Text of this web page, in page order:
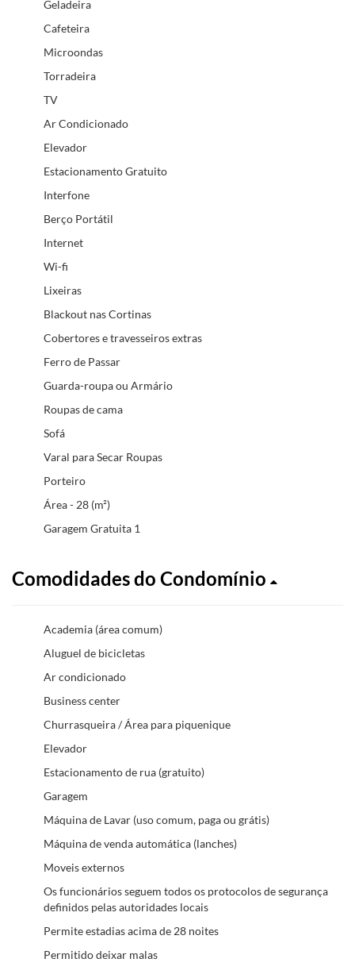
Geladeira
Cafeteira
Microondas
Torradeira
TV
Ar Condicionado
Elevador
Estacionamento Gratuito
Interfone
Berço Portátil
Internet
Wi-fi
Lixeiras
Blackout nas Cortinas
Cobertores e travesseiros extras
Ferro de Passar
Guarda-roupa ou Armário
Roupas de cama
Sofá
Varal para Secar Roupas
Porteiro
Área - 28 (m²)
Garagem Gratuita 1
Comodidades do Condomínio
Academia (área comum)
Aluguel de bicicletas
Ar condicionado
Business center
Churrasqueira / Área para piquenique
Elevador
Estacionamento de rua (gratuito)
Garagem
Máquina de Lavar (uso comum, paga ou grátis)
Máquina de venda automática (lanches)
Moveis externos
Os funcionários seguem todos os protocolos de segurança
definidos pelas autoridades locais
Permite estadias acima de 28 noites
Permitido deixar malas